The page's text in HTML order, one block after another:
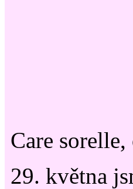
Care
29. května